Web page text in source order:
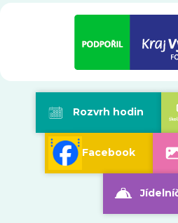
Rozvrh hodin
Facebook